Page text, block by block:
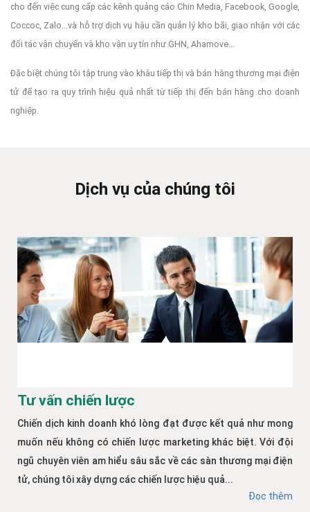
cho đến việc cung cấp các kênh quảng cáo Chin Media, Facebook, Google,
Coccoc, Zalo...và hỗ trợ dịch vụ hậu cần quản lý kho bãi, giao nhận với các
đối tác vận chuyển và kho vận uy tín như GHN, Ahamove...
Đặc biệt chúng tôi tập trung vào khâu tiếp thị và bán hàng thương mại điện
tử để tạo ra quy trình hiệu quả nhất từ tiếp thị đến bán hàng cho doanh
nghiệp.
Dịch vụ của chúng tôi
Tư vấn chiến lược
Chiến dịch kinh doanh khó lòng đạt được kết quả như mong
muốn nếu không có chiến lược marketing khác biệt. Với đội
ngũ chuyên viên am hiểu sâu sắc về các sàn thương mại điện
tử, chúng tôi xây dựng các chiến lược hiệu quả...
Đọc thêm